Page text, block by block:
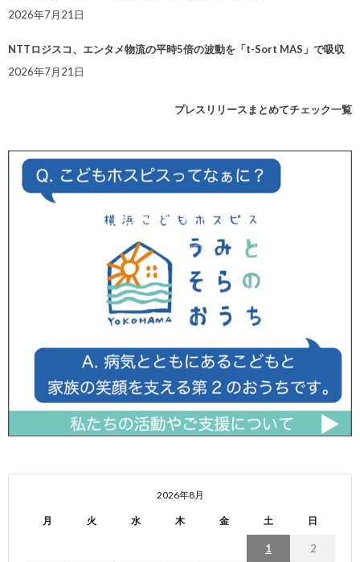
2026年7月21日
NTTロジスコ、エンタメ物流の平時5倍の波動を「t-Sort MAS」で吸収
2026年7月21日
プレスリリースまとめてチェック一覧
2026年8月
月 火 水 木 金 土 日
1 2